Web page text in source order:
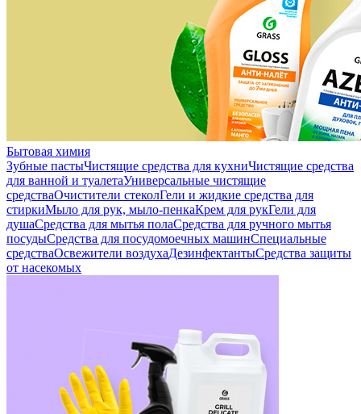
Бытовая химия
Зубные пастыЧистящие средства для кухниЧистящие средства
для ванной и туалетаУниверсальные чистящие
средстваОчистители стеколГели и жидкие средства для
стиркиМыло для рук, мыло-пенкаКрем для рукГели для
душаСредства для мытья полаСредства для ручного мытья
посудыСредства для посудомоечных машинСпециальные
средстваОсвежители воздухаДезинфектантыСредства защиты
от насекомых